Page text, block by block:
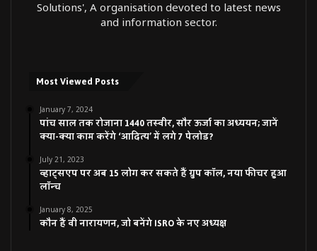
Solutions', A organisation devoted to latest news
and information sector.
Most Viewed Posts
January 7, 2024
पांच साल तक रोजाना 1440 तस्वीर, सौर ऊर्जा का अध्ययन; जानें
क्या-क्या काम करेंगे ‘आदित्य’ में लगे 7 पेलोड?
July 21, 2023
व्हाट्सएप पर अब 15 लोग कर सकते हैं ग्रुप कॉल, नया फीचर हुआ
लॉन्च
January 8, 2025
कौन हैं वी नारायणन, जो बनेंगे ISRO के नए अध्यक्ष